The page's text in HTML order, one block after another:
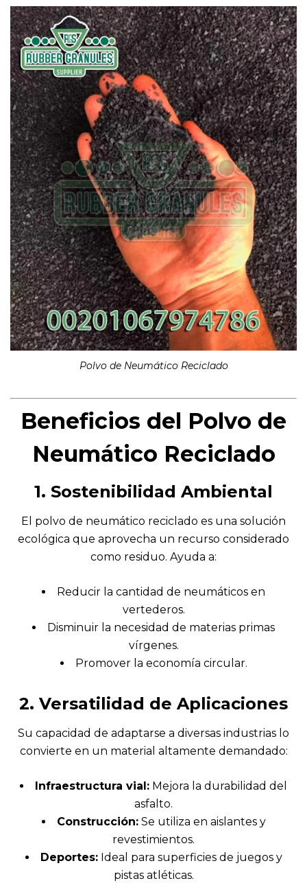
Polvo de Neumático Reciclado
Beneficios del Polvo de
Neumático Reciclado
1. Sostenibilidad Ambiental
El polvo de neumático reciclado es una solución
ecológica que aprovecha un recurso considerado
como residuo. Ayuda a:
Reducir la cantidad de neumáticos en
vertederos.
Disminuir la necesidad de materias primas
vírgenes.
Promover la economía circular.
2. Versatilidad de Aplicaciones
Su capacidad de adaptarse a diversas industrias lo
convierte en un material altamente demandado:
Infraestructura vial: Mejora la durabilidad del
asfalto.
Construcción:Se utiliza en aislantes y
revestimientos.
Deportes:Ideal para superficies de juegos y
pistas atléticas.